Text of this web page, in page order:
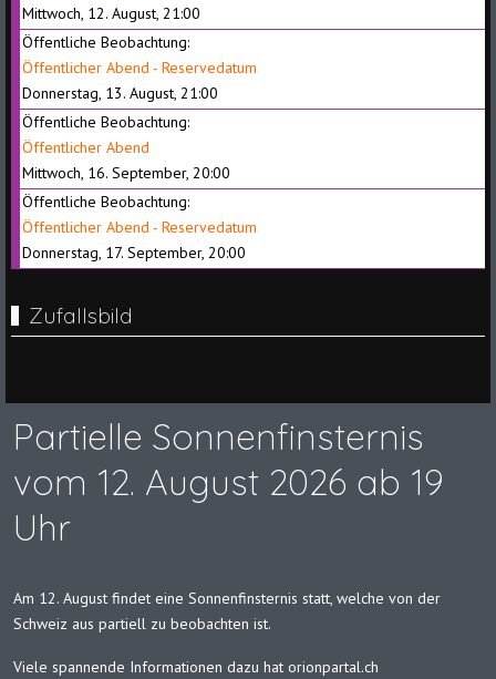
Mittwoch, 12. August, 21:00
Öffentliche Beobachtung:
Öffentlicher Abend - Reservedatum
Donnerstag, 13. August, 21:00
Öffentliche Beobachtung:
Öffentlicher Abend
Mittwoch, 16. September, 20:00
Öffentliche Beobachtung:
Öffentlicher Abend - Reservedatum
Donnerstag, 17. September, 20:00
Zufallsbild
Partielle Sonnenfinsternis
vom 12. August 2026 ab 19
Uhr
Am 12. August findet eine Sonnenfinsternis statt, welche von der
Schweiz aus partiell zu beobachten ist.
Viele spannende Informationen dazu hat orionpartal.ch